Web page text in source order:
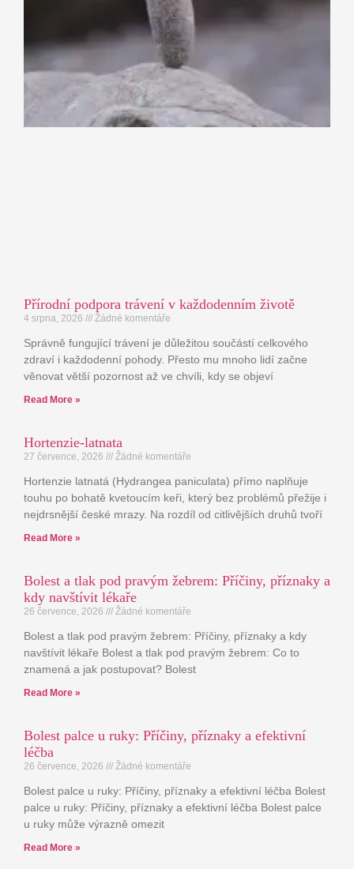
Přírodní podpora trávení v každodenním životě
4 srpna, 2026 Žádné komentáře
Správně fungující trávení je důležitou součástí celkového
zdraví i každodenní pohody. Přesto mu mnoho lidí začne
věnovat větší pozornost až ve chvíli, kdy se objeví
Read More »
Hortenzie-latnata
27 července, 2026 Žádné komentáře
Hortenzie latnatá (Hydrangea paniculata) přímo naplňuje
touhu po bohatě kvetoucím keři, který bez problémů přežije i
nejdrsnější české mrazy. Na rozdíl od citlivějších druhů tvoří
Read More »
Bolest a tlak pod pravým žebrem: Příčiny, příznaky a
kdy navštívit lékaře
26 července, 2026 Žádné komentáře
Bolest a tlak pod pravým žebrem: Příčiny, příznaky a kdy
navštívit lékaře Bolest a tlak pod pravým žebrem: Co to
znamená a jak postupovat? Bolest
Read More »
Bolest palce u ruky: Příčiny, příznaky a efektivní
léčba
26 července, 2026 Žádné komentáře
Bolest palce u ruky: Příčiny, příznaky a efektivní léčba Bolest
palce u ruky: Příčiny, příznaky a efektivní léčba Bolest palce
u ruky může výrazně omezit
Read More »